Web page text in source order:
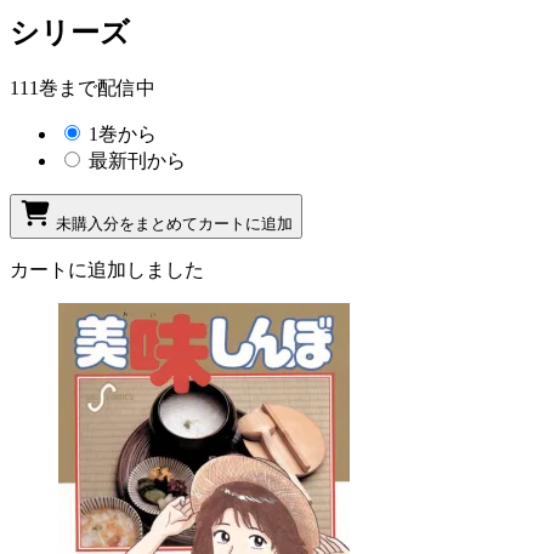
シリーズ
111巻まで配信中
1巻から
最新刊から
未購入分をまとめてカートに追加
カートに追加しました